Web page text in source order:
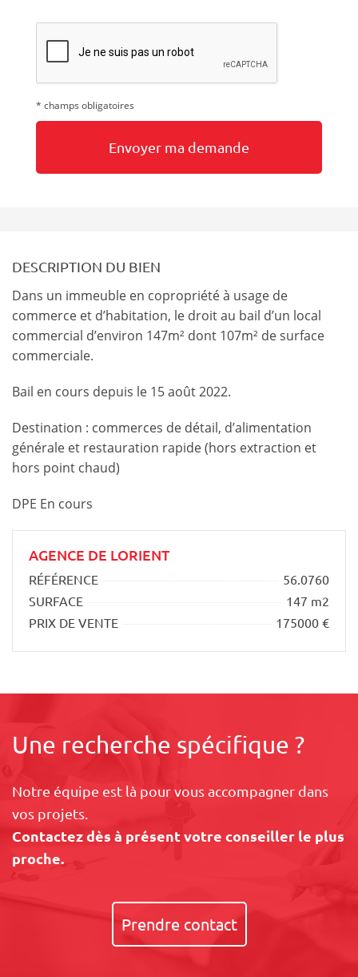
* champs obligatoires
DESCRIPTION DU BIEN
Dans un immeuble en copropriété à usage de
commerce et d’habitation, le droit au bail d’un local
commercial d’environ 147m² dont 107m² de surface
commerciale.
Bail en cours depuis le 15 août 2022.
Destination : commerces de détail, d’alimentation
générale et restauration rapide (hors extraction et
hors point chaud)
DPE En cours
AGENCE DE LORIENT
RÉFÉRENCE
56.0760
SURFACE
147 m2
PRIX DE VENTE
175000 €
Une recherche spécifique ?
Notre équipe est là pour vous accompagner dans
vos projets.
Contactez dès à présent votre conseiller le plus
proche.
Prendre contact